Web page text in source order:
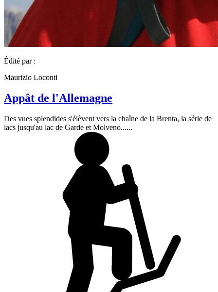
Édité par :
Maurizio Loconti
Appât de l'Allemagne
Des vues splendides s'élèvent vers la chaîne de la Brenta, la série de
lacs jusqu'au lac de Garde et Molveno......